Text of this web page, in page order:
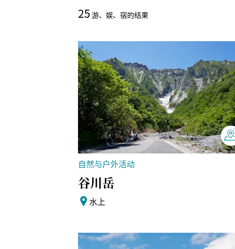
25 游、娱、宿的结果
自然与户外活动
谷川岳
水上